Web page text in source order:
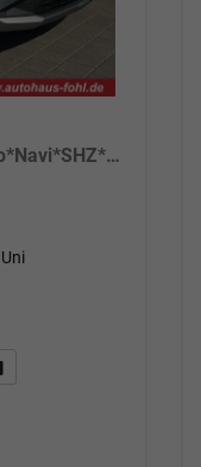
Black Line 1.6 T-GDi HEV AT Android Auto*Navi*SHZ*Kamera*2Z Klimaauto*
(PDF)